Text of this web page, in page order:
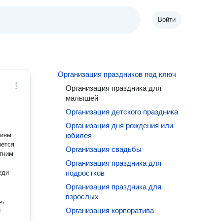
Войти
Организация праздников под ключ
Организация праздника для
малышей
Организация детского праздника
Организация дня рождения или
юбилея
Организация свадьбы
Организация праздника для
подростков
Организация праздника для
взрослых
Организация корпоратива